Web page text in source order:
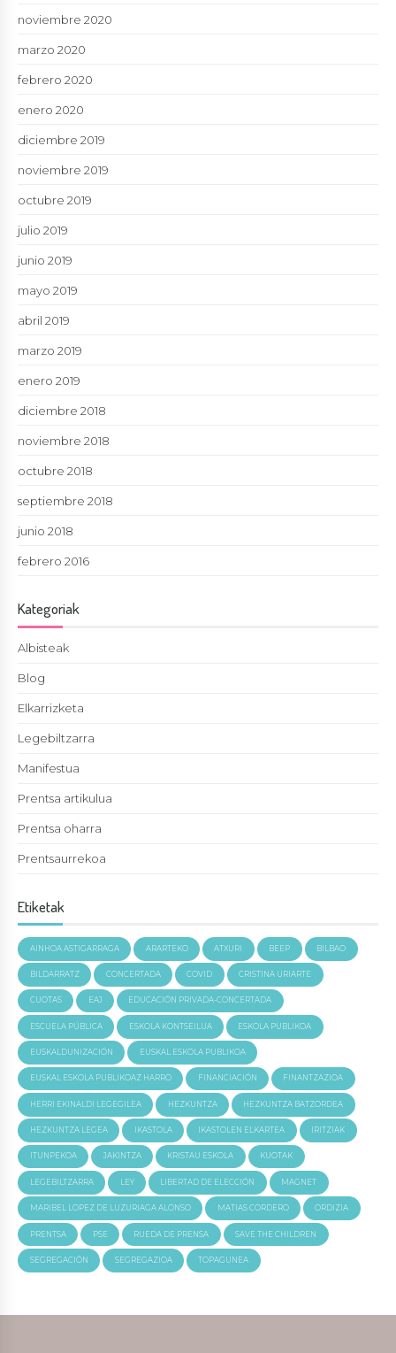
noviembre 2020
marzo 2020
febrero 2020
enero 2020
diciembre 2019
noviembre 2019
octubre 2019
julio 2019
junio 2019
mayo 2019
abril 2019
marzo 2019
enero 2019
diciembre 2018
noviembre 2018
octubre 2018
septiembre 2018
junio 2018
febrero 2016
Kategoriak
Albisteak
Blog
Elkarrizketa
Legebiltzarra
Manifestua
Prentsa artikulua
Prentsa oharra
Prentsaurrekoa
Etiketak
AINHOA ASTIGARRAGA ARARTEKO ATXURI BEEP BILBAO
BILDARRATZ CONCERTADA COVID CRISTINA URIARTE
CUOTAS EAJ EDUCACIÓN PRIVADA-CONCERTADA
ESCUELA PÚBLICA ESKOLA KONTSEILUA ESKOLA PUBLIKOA
EUSKALDUNIZACIÓN EUSKAL ESKOLA PUBLIKOA
EUSKAL ESKOLA PUBLIKOAZ HARRO FINANCIACIÓN FINANTZAZIOA
HERRI EKINALDI LEGEGILEA HEZKUNTZA HEZKUNTZA BATZORDEA
HEZKUNTZA LEGEA IKASTOLA IKASTOLEN ELKARTEA IRITZIAK
ITUNPEKOA JAKINTZA KRISTAU ESKOLA KUOTAK
LEGEBILTZARRA LEY LIBERTAD DE ELECCIÓN MAGNET
MARIBEL LOPEZ DE LUZURIAGA ALONSO MATIAS CORDERO ORDIZIA
PRENTSA PSE RUEDA DE PRENSA SAVE THE CHILDREN
SEGREGACIÓN SEGREGAZIOA TOPAGUNEA